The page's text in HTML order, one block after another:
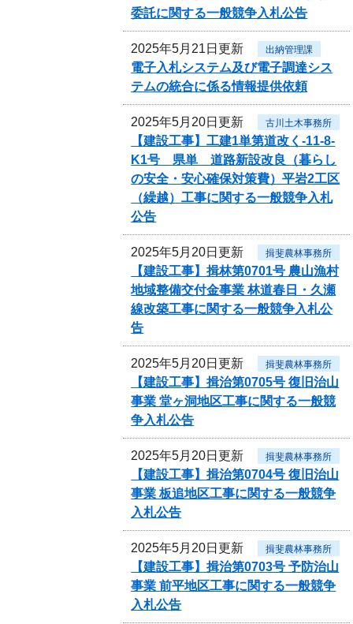
委託に関する一般競争入札公告
2025年5月21日更新 出納管理課
電子入札システム及び電子調達シス
テムの統合に係る情報提供依頼
2025年5月20日更新 古川土木事務所
【建設工事】工建1単第道改く-11-8-
K1号 県単 道路新設改良（暮らし
の安全・安心確保対策費）平岩2工区
（繰越）工事に関する一般競争入札
公告
2025年5月20日更新 揖斐農林事務所
【建設工事】揖林第0701号 農山漁村
地域整備交付金事業 林道春日・久瀬
線改築工事に関する一般競争入札公
告
2025年5月20日更新 揖斐農林事務所
【建設工事】揖治第0705号 復旧治山
事業 堂ヶ洞地区工事に関する一般競
争入札公告
2025年5月20日更新 揖斐農林事務所
【建設工事】揖治第0704号 復旧治山
事業 板追地区工事に関する一般競争
入札公告
2025年5月20日更新 揖斐農林事務所
【建設工事】揖治第0703号 予防治山
事業 前平地区工事に関する一般競争
入札公告